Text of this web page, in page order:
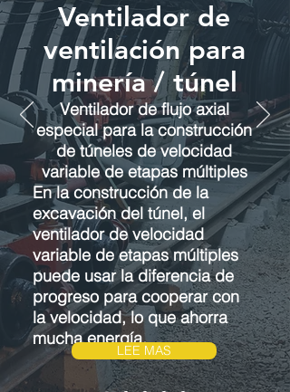
Ventilador de
ventilación para
minería / túnel
Ventilador de flujo axial
especial para la construcción
de túneles de velocidad
variable de etapas múltiples
En la construcción de la
excavación del túnel, el
ventilador de velocidad
variable de etapas múltiples
puede usar la diferencia de
progreso para cooperar con
la velocidad, lo que ahorra
mucha energía.
LEE MAS